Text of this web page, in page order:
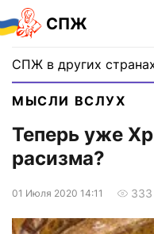
СПЖ
СПЖ в других
МЫСЛИ ВСЛУХ
Теперь уже
расизма?
01 Июля 2020 14:11 333